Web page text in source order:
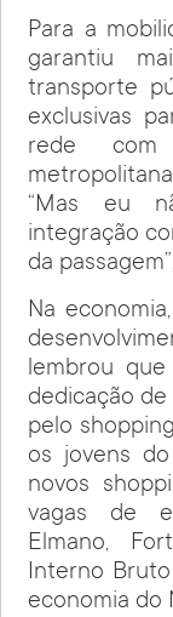
Para a
garantiu
transporte
exclusivas
rede
“Mas eu
integração
da
Na
lembrou
dedicação
pelo
os jovens
novos
vagas de
Elmano,
Interno
economia do